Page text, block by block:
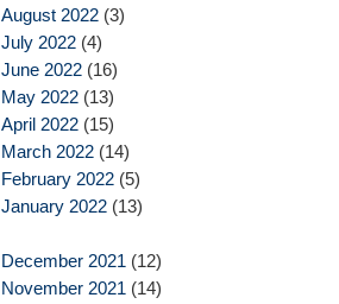
August 2022(3)
July 2022(4)
June 2022(16)
May 2022(13)
April 2022(15)
March 2022(14)
February 2022(5)
January 2022(13)
December 2021 (12)
November 2021 (14)